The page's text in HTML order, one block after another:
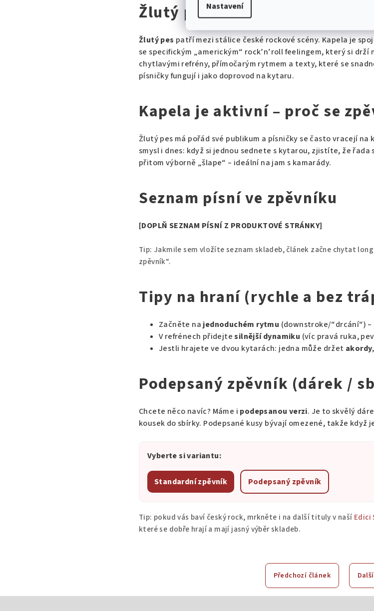
Nastavení
Žlutý pes: krátce k historii
Žlutý pes patří mezi stálice české rockové scény. Kapela je
se specifickým „americkým“ rock’n’roll feelingem, který si
chytlavými refrény, přímočarým rytmem a texty, které se
písničky fungují i jako doprovod na kytaru.
Kapela je aktivní – proč se
Žlutý pes má pořád své publikum a písničky se často vracejí
smysl i dnes: když si jednou sednete s kytarou, zjistíte, že řada
přitom výborně „šlape“ – ideální na jam s kamarády.
Seznam písní ve zpěvníku
[DOPLŇ SEZNAM PÍSNÍ Z PRODUKTOVÉ STRÁNKY]
Tip: Jakmile sem vložíte seznam skladeb, článek začne chytat
zpěvník“.
Tipy na hraní (rychle a bez
Začněte na jednoduchém rytmu (downstroke/“drcání“)
V refrénech přidejtesilnější dynamiku (víc pravá ruka,
Jestli hrajete ve dvou kytarách: jedna může držet akordy
Podepsaný zpěvník (dárek /
Chcete něco navíc? Máme i podepsanou verzi. Je to skvělý
kousek do sbírky. Podepsané kusy bývají omezené, takže když
Vyberte si variantu:
Standardní zpěvník Podepsaný zpěvník
Tip: pokud vás baví český rock, mrkněte i na další tituly v naší Edici
které se dobře hrají a mají jasný výběr skladeb.
Předchozí článek